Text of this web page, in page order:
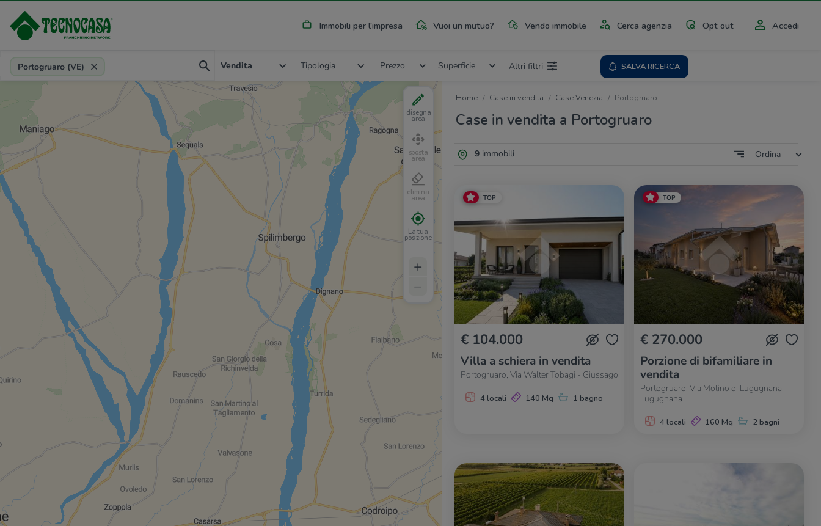
Immobili per l'impresa Vuoi un mutuo? Vendo immobile Cerca agenzia Opt out Accedi
Provincia, comune, zona, riferimento
Portogruaro (VE) Vendita Tipologia Prezzo Superficie Altri filtri SALVA RICERCA
Home Case in vendita Case Venezia Portogruaro
Case in vendita a Portogruaro
9immobili Ordina
TOP
€ 104.000
Villa a schiera in vendita
Portogruaro, Via Walter Tobagi - Giussago
4 locali 140 Mq 1 bagno
TOP
€ 270.000
Porzione di bifamiliare in
vendita
Portogruaro, Via Molino di Lugugnana -
Lugugnana
4 locali 160 Mq 2 bagni
disegna
area
sposta
area
elimina
area
La tua
posizione
+
–